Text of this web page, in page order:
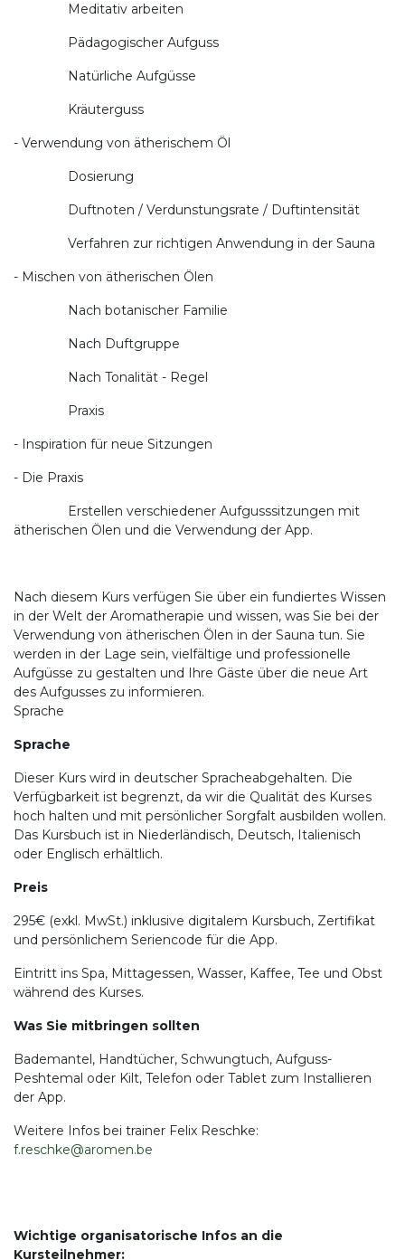
Meditativ arbeiten
Pädagogischer Aufguss
Natürliche Aufgüsse
Kräuterguss
- Verwendung von ätherischem Öl
Dosierung
Duftnoten / Verdunstungsrate / Duftintensität
Verfahren zur richtigen Anwendung in der Sauna
- Mischen von ätherischen Ölen
Nach botanischer Familie
Nach Duftgruppe
Nach Tonalität - Regel
Praxis
- Inspiration für neue Sitzungen
- Die Praxis
Erstellen verschiedener Aufgusssitzungen mit
ätherischen Ölen und die Verwendung der App.
Nach diesem Kurs verfügen Sie über ein fundiertes Wissen
in der Welt der Aromatherapie und wissen, was Sie bei der
Verwendung von ätherischen Ölen in der Sauna tun. Sie
werden in der Lage sein, vielfältige und professionelle
Aufgüsse zu gestalten und Ihre Gäste über die neue Art
des Aufgusses zu informieren.
Sprache
Sprache
Dieser Kurs wird in deutscher Spracheabgehalten. Die
Verfügbarkeit ist begrenzt, da wir die Qualität des Kurses
hoch halten und mit persönlicher Sorgfalt ausbilden wollen.
Das Kursbuch ist in Niederländisch, Deutsch, Italienisch
oder Englisch erhältlich.
Preis
295€ (exkl. MwSt.) inklusive digitalem Kursbuch, Zertifikat
und persönlichem Seriencode für die App.
Eintritt ins Spa, Mittagessen, Wasser, Kaffee, Tee und Obst
während des Kurses.
Was Sie mitbringen sollten
Bademantel, Handtücher, Schwungtuch, Aufguss-
Peshtemal oder Kilt, Telefon oder Tablet zum Installieren
der App.
Weitere Infos bei trainer Felix Reschke:
f.reschke@aromen.be
Wichtige organisatorische Infos an die
Kursteilnehmer: